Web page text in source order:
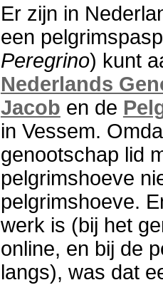
Er zijn in
een
Peregrino) kunt
Nederlands
Jacob en de
in Vessem.
genootschap lid
pelgrimshoeve
pelgrimshoeve.
werk is (bij het
online, en bij de
langs), was dat